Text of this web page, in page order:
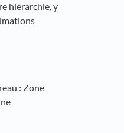
hiérarchie, y
: Zone